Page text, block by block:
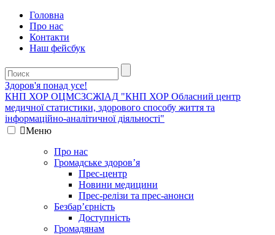
Головна
Про нас
Контакти
Наш фейсбук
Здоров'я понад усе!
КНП ХОР ОЦМСЗСЖIАД "КНП ХОР Обласний центр
медичної статистики, здорового способу життя та
інформаційно-аналітичної діяльності"
Меню
Про нас
Громадське здоров’я
Прес-центр
Новини медицини
Прес-релізи та прес-анонси
Безбар’єрність
Доступність
Громадянам